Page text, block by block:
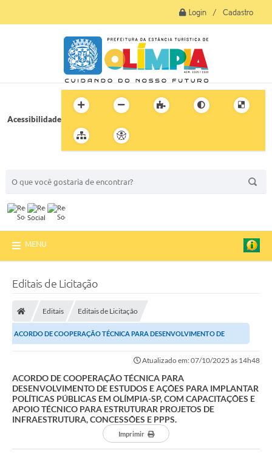
Login / Cadastro
Acessibilidade
MENU
Editais de Licitação
Editais Editais de Licitação
ACORDO DE COOPERAÇÃO TÉCNICA PARA DESENVOLVIMENTO DE
Atualizado em: 07/10/2025 às 14h48
ACORDO DE COOPERAÇÃO TÉCNICA PARA
DESENVOLVIMENTO DE ESTUDOS E AÇÕES PARA IMPLANTAR
POLÍTICAS PÚBLICAS EM OLÍMPIA-SP, COM CAPACITAÇÕES E
APOIO TÉCNICO PARA ESTRUTURAR PROJETOS DE
INFRAESTRUTURA, CONCESSÕES E PPPS.
Imprimir